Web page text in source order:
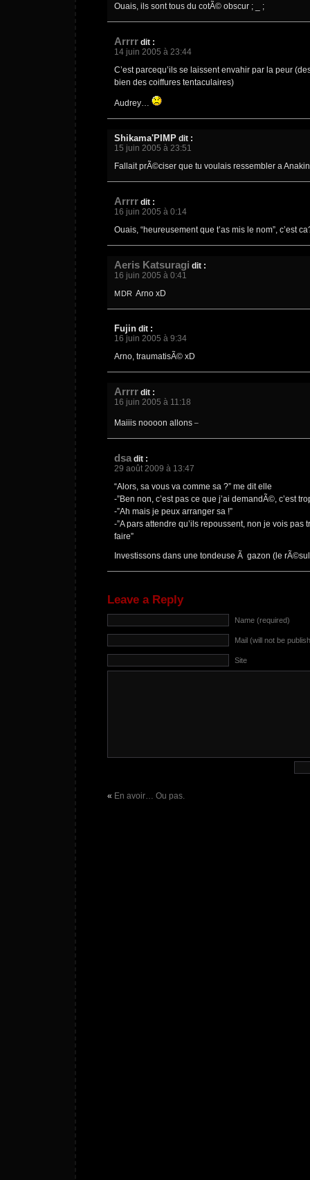
Ouais, ils sont tous du cotÃ© obscur ;
_ ;
Arrrr dit :
14 juin 2005 à 23:44
C’est parcequ’ils se laissent envahir par la peur
bien des coiffures tentaculaires)
Audrey…
Shikama'PIMP dit :
15 juin 2005 à 23:51
Fallait prÃ©ciser que tu voulais ressembler a
Arrrr dit :
16 juin 2005 à 0:14
Ouais, “heureusement que t’as mis le nom”, c’est
Aeris Katsuragi dit :
16 juin 2005 à 0:41
MDR Arno xD
Fujin dit :
16 juin 2005 à 9:34
Arno, traumatisÃ© xD
Arrrr dit :
16 juin 2005 à 11:18
Maiiis noooon allons
dsa dit :
29 août 2009 à 13:47
“Alors, sa vous va comme sa ?” me dit elle
-”Ben non, c’est pas ce que j’ai demandÃ©, c’est
-”Ah mais je peux arranger sa !”
-”A pars attendre qu’ils repoussent, non je vois pas
faire”
Investissons dans une tondeuse Ã gazon (le
Leave a Reply
Name (required)
Mail (will not be
Site
« En avoir… Ou pas.